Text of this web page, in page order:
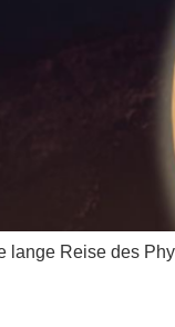
lange Reise des